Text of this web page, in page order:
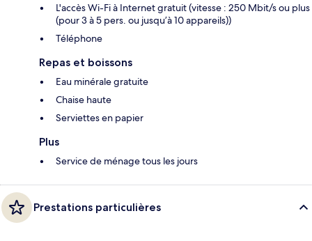
L'accès Wi-Fi à Internet gratuit (vitesse : 250 Mbit/s ou plus
(pour 3 à 5 pers. ou jusqu’à 10 appareils))
Téléphone
Repas et boissons
Eau minérale gratuite
Chaise haute
Serviettes en papier
Plus
Service de ménage tous les jours
Prestations particulières